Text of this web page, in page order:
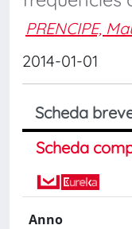
PRENCIPE,
2014-01-01
Scheda
Scheda
Anno